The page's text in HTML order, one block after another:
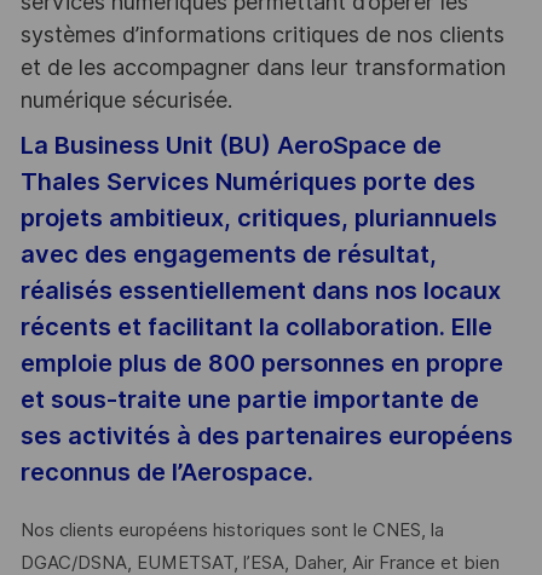
systèmes d’informations critiques de nos clients
et de les accompagner dans leur transformation
numérique sécurisée.
La Business Unit (BU) AeroSpace de
Thales Services Numériques porte des
projets ambitieux, critiques, pluriannuels
avec des engagements de résultat,
réalisés essentiellement dans nos locaux
récents et facilitant la collaboration. Elle
emploie plus de 800 personnes en propre
et sous-traite une partie importante de
ses activités à des partenaires européens
reconnus de l’Aerospace.
Nos clients européens historiques sont le CNES, la
DGAC/DSNA, EUMETSAT, l’ESA, Daher, Air France et bien